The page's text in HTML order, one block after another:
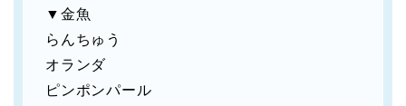
▼金魚
らんちゅう
オランダ
ピンポンパール